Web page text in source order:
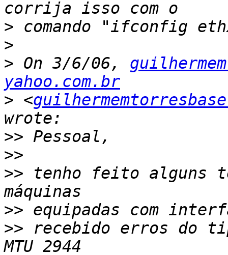
>
>
> On 3/6/06,
yahoo.com.br
> <
>>
>>
>> tenho feito alguns
>>
>> recebido erros do